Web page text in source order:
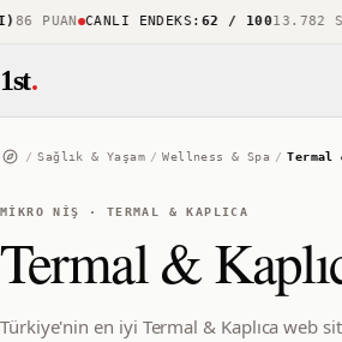
PUAN CANLI ENDEKS:62 / 10013.782
1st.
/ Sağlık & Yaşam / Wellness & Spa / Termal
MIKRO NIŞ · TERMAL & KAPLICA
Termal &
Türkiye'nin en iyi Termal & Kaplıca web